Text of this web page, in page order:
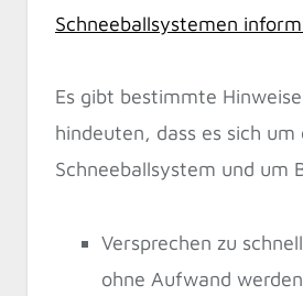
Schneeballsystemen
Es gibt bestimmte
hindeuten, dass es sich um
Schneeballsystem und um
Versprechen zu
ohne Aufwand